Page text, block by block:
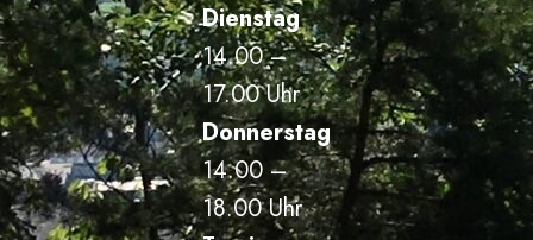
Dienstag
14.00 –
17.00 Uhr
Donnerstag
14.00 –
18.00 Uhr